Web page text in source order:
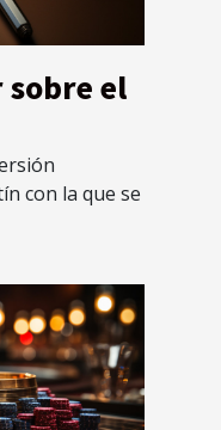
sobre el
con la que se